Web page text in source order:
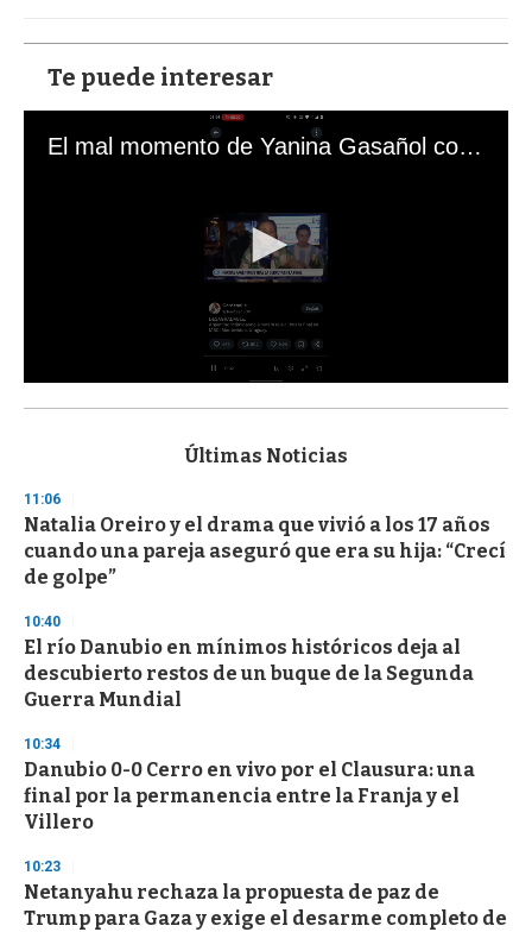
Te puede interesar
El mal momento de Yanina Gasañol con un hincha argentino en "Subrayado"
s
d
s
o
f
3
s
e
c
o
n
Últimas Noticias
11:06
Natalia Oreiro y el drama que vivió a los 17 años
cuando una pareja aseguró que era su hija: “Crecí
de golpe”
10:40
El río Danubio en mínimos históricos deja al
descubierto restos de un buque de la Segunda
Guerra Mundial
10:34
Danubio 0-0 Cerro en vivo por el Clausura: una
final por la permanencia entre la Franja y el
Villero
10:23
Netanyahu rechaza la propuesta de paz de
Trump para Gaza y exige el desarme completo de